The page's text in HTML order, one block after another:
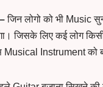
–जिन लोगो को भी Music
जिसके लिए कई लोग
Instrument को